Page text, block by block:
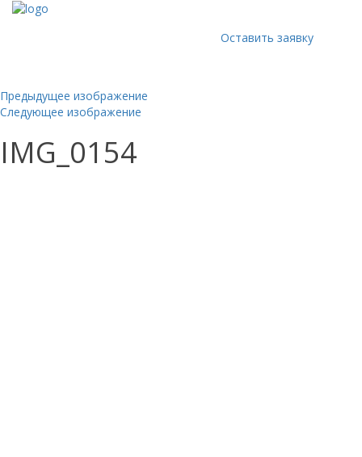
Оставить заявку
Предыдущее изображение
Следующее изображение
IMG_0154